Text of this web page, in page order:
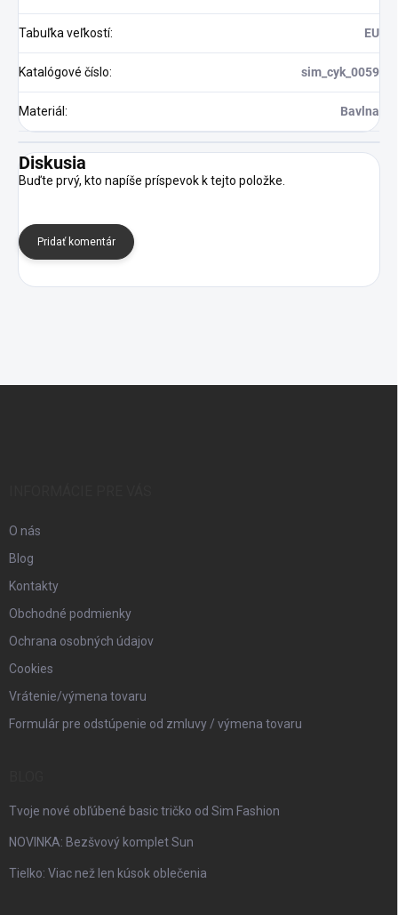
Tabuľka veľkostí: EU
Katalógové číslo: sim_cyk_0059
Materiál: Bavlna
Diskusia
Buďte prvý, kto napíše príspevok k tejto položke.
Pridať komentár
O nás
Blog
Kontakty
Obchodné podmienky
Ochrana osobných údajov
Cookies
Vrátenie/výmena tovaru
Formulár pre odstúpenie od zmluvy / výmena tovaru
Tvoje nové obľúbené basic tričko od Sim Fashion
NOVINKA: Bezšvový komplet Sun
Tielko: Viac než len kúsok oblečenia